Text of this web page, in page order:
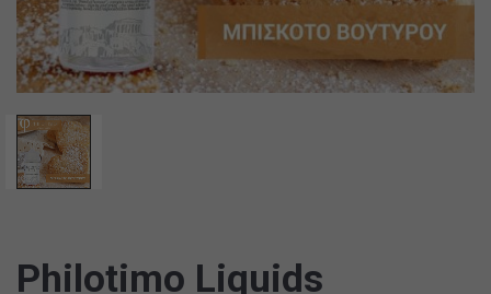
Philotimo Liquids